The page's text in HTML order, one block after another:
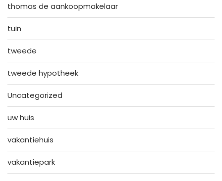
thomas de aankoopmakelaar
tuin
tweede
tweede hypotheek
Uncategorized
uw huis
vakantiehuis
vakantiepark